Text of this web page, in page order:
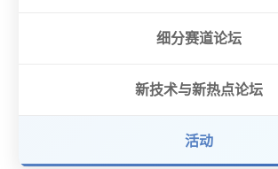
细分赛道论坛
新技术与新热点论坛
活动